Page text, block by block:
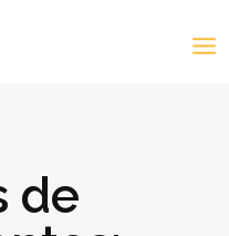
de